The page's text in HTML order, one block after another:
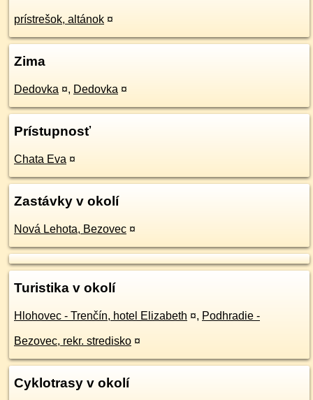
prístrešok, altánok ¤
Zima
Dedovka ¤, Dedovka ¤
Prístupnosť
Chata Eva ¤
Zastávky v okolí
Nová Lehota, Bezovec ¤
Turistika v okolí
Hlohovec - Trenčín, hotel Elizabeth ¤, Podhradie -
Bezovec, rekr. stredisko ¤
Cyklotrasy v okolí